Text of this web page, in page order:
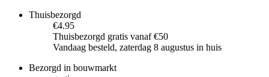
Thuisbezorgd
€4.95
Thuisbezorgd gratis vanaf €50
Vandaag besteld, zaterdag 8 augustus in huis
Bezorgd in bouwmarkt